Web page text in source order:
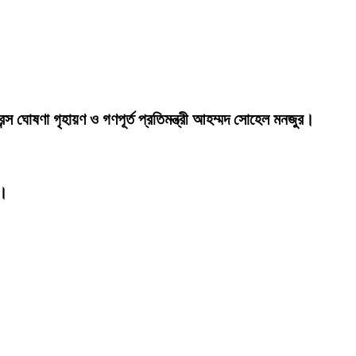
ঘোষণা গৃহায়ণ ও গণপূর্ত প্রতিমন্ত্রী আহম্মদ সোহেল মনজুর।